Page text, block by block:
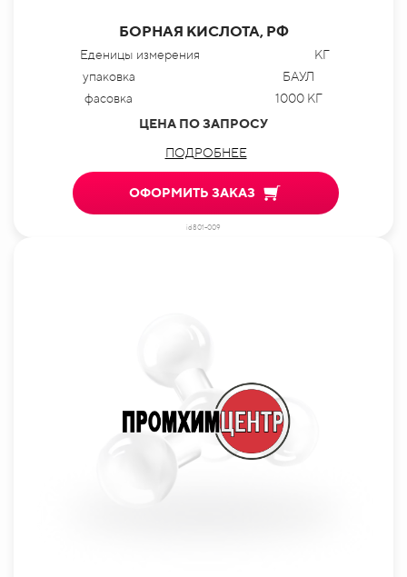
БОРНАЯ КИСЛОТА, РФ
Еденицы измерения
КГ
упаковка
БАУЛ
фасовка
1000 КГ
ЦЕНА ПО ЗАПРОСУ
ПОДРОБНЕЕ
ОФОРМИТЬ ЗАКАЗ
id801-009